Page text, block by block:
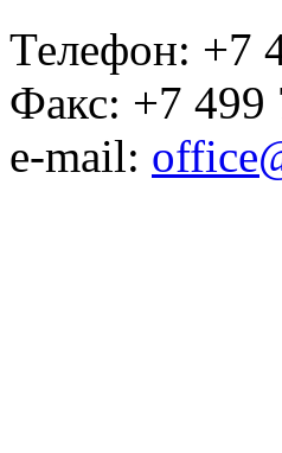
Телефон: +7
Факс: +7 499
e-mail: